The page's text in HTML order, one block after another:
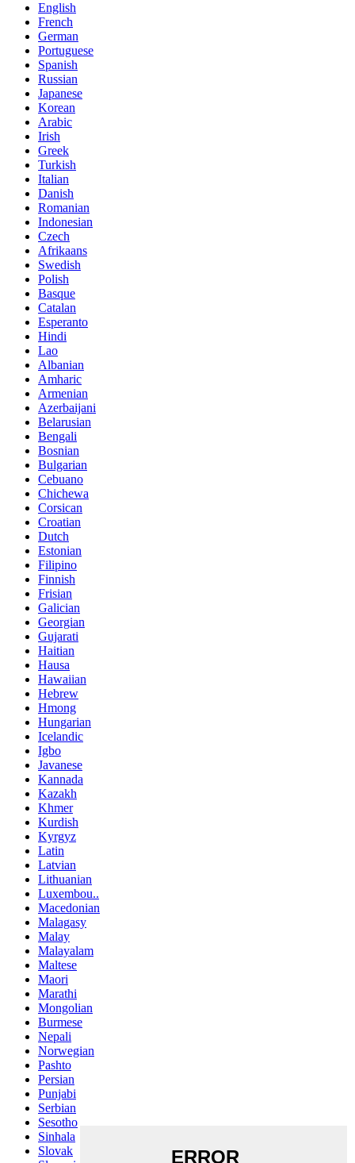
English
French
German
Portuguese
Spanish
Russian
Japanese
Korean
Arabic
Irish
Greek
Turkish
Italian
Danish
Romanian
Indonesian
Czech
Afrikaans
Swedish
Polish
Basque
Catalan
Esperanto
Hindi
Lao
Albanian
Amharic
Armenian
Azerbaijani
Belarusian
Bengali
Bosnian
Bulgarian
Cebuano
Chichewa
Corsican
Croatian
Dutch
Estonian
Filipino
Finnish
Frisian
Galician
Georgian
Gujarati
Haitian
Hausa
Hawaiian
Hebrew
Hmong
Hungarian
Icelandic
Igbo
Javanese
Kannada
Kazakh
Khmer
Kurdish
Kyrgyz
Latin
Latvian
Lithuanian
Luxembou..
Macedonian
Malagasy
Malay
Malayalam
Maltese
Maori
Marathi
Mongolian
Burmese
Nepali
Norwegian
Pashto
Persian
Punjabi
Serbian
Sesotho
Sinhala
Slovak